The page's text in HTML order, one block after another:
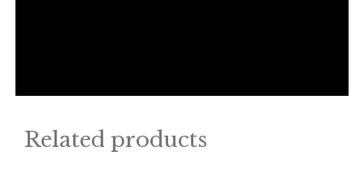
Related products